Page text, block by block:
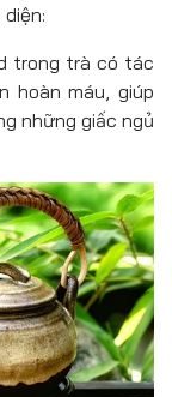
trong trà có tác
hoàn máu, giúp
những giấc ngủ